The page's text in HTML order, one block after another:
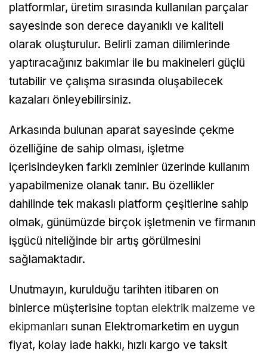
platformlar, üretim sırasında kullanılan parçalar
sayesinde son derece dayanıklı ve kaliteli
olarak oluşturulur. Belirli zaman dilimlerinde
yaptıracağınız bakımlar ile bu makineleri güçlü
tutabilir ve çalışma sırasında oluşabilecek
kazaları önleyebilirsiniz.
Arkasında bulunan aparat sayesinde çekme
özelliğine de sahip olması, işletme
içerisindeyken farklı zeminler üzerinde kullanım
yapabilmenize olanak tanır. Bu özellikler
dahilinde tek makaslı platform çeşitlerine sahip
olmak, günümüzde birçok işletmenin ve firmanın
işgücü niteliğinde bir artış görülmesini
sağlamaktadır.
Unutmayın, kurulduğu tarihten itibaren on
binlerce müşterisine toptan elektrik malzeme ve
ekipmanları sunan Elektromarketim en uygun
fiyat, kolay iade hakkı, hızlı kargo ve taksit